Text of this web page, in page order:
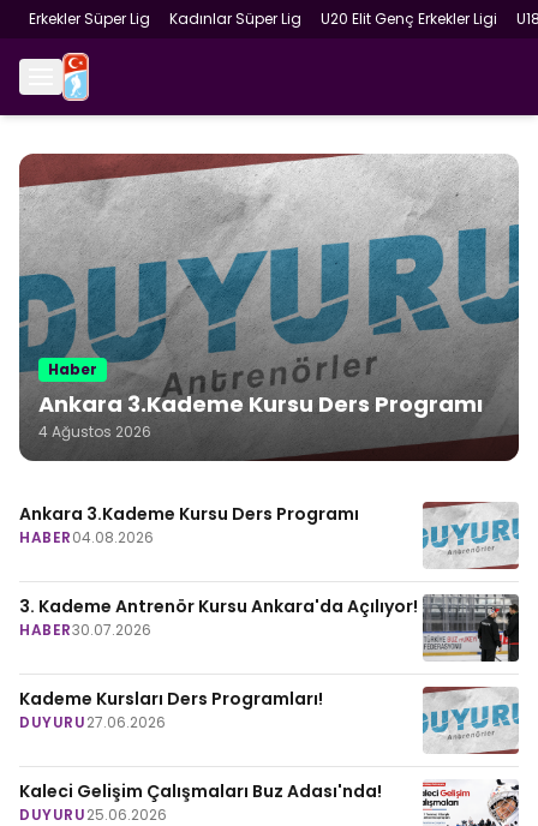
Erkekler Süper Lig Kadınlar Süper Lig U20 Elit Genç Erkekler Ligi
Haber
Ankara 3.Kademe Kursu Ders Programı
4 Ağustos 2026
Ankara 3.Kademe Kursu Ders Programı
HABER04.08.2026
3. Kademe Antrenör Kursu Ankara'da Açılıyor!
HABER30.07.2026
Kademe Kursları Ders Programları!
DUYURU27.06.2026
Kaleci Gelişim Çalışmaları Buz Adası'nda!
DUYURU25.06.2026